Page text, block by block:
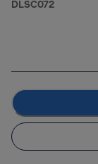
DLSC072